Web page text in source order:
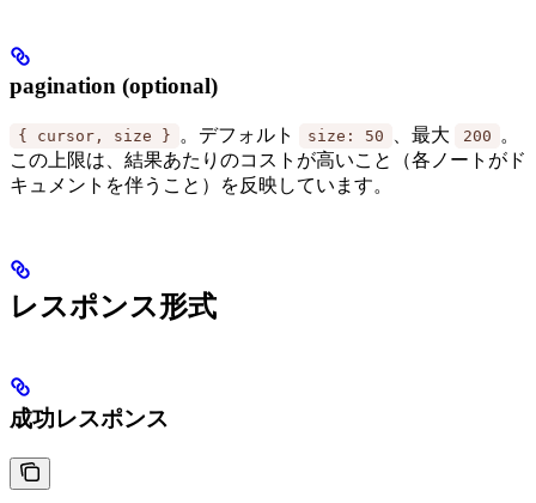
pagination (optional)
{ cursor, size } 。デフォルト size: 50 、最大 200
。
この上限は、結果あたりのコストが高いこと（各ノートがド
キュメントを伴うこと）を反映しています。
レスポンス形式
成功レスポンス